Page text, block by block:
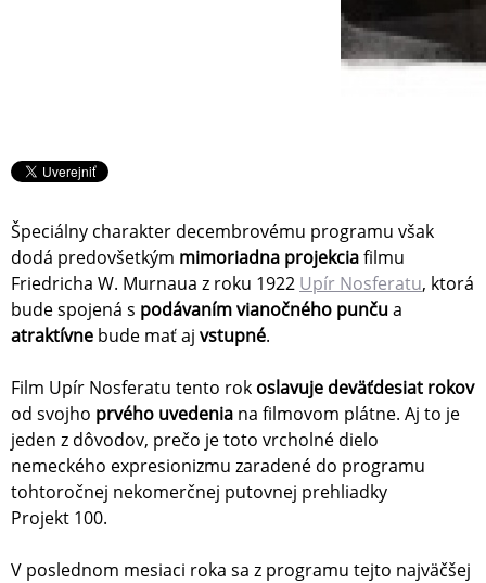
Špeciálny charakter decembrovému programu však
dodá predovšetkým mimoriadna projekciafilmu
Friedricha W. Murnaua z roku 1922 Upír Nosferatu, ktorá
bude spojená s podávaním vianočného punčua
atraktívne bude mať aj vstupné.
Film Upír Nosferatu tento rok oslavuje deväťdesiat rokov
od svojho prvého uvedenia na filmovom plátne. Aj to je
jeden z dôvodov, prečo je toto vrcholné dielo
nemeckého expresionizmu zaradené do programu
tohtoročnej nekomerčnej putovnej prehliadky
Projekt 100.
V poslednom mesiaci roka sa z programu tejto najväčšej